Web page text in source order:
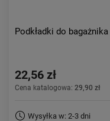
Podkładki do bagażnika
22,56 zł
Cena katalogowa: 29,90 zł
Wysyłka w: 2-3 dni